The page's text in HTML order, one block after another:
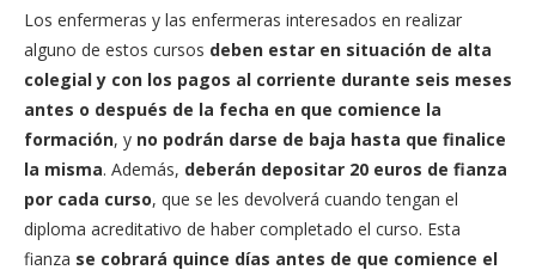
Los enfermeras y las enfermeras interesados en realizar
alguno de estos cursos deben estar en situación de alta
colegial y con los pagos al corriente durante seis meses
antes o después de la fecha en que comience la
formación, y no podrán darse de baja hasta que finalice
la misma. Además, deberán depositar 20 euros de fianza
por cada curso, que se les devolverá cuando tengan el
diploma acreditativo de haber completado el curso. Esta
fianza se cobrará quince días antes de que comience el